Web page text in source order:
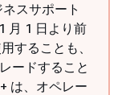
スサポート
月 1 日より前
することも、
ードすること
は、オペレー